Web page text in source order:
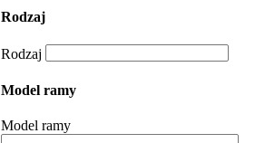
Rodzaj
Rodzaj
Model ramy
Model ramy